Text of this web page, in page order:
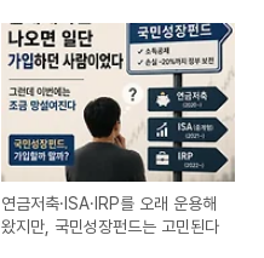
연금저축·ISA·IRP를 오래 운용해
왔지만, 국민성장펀드는 고민된다